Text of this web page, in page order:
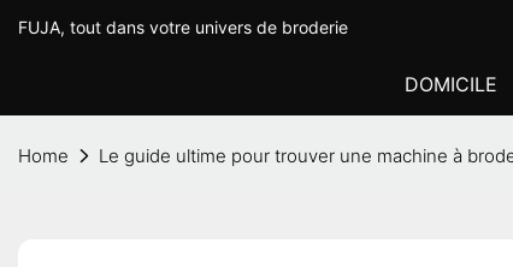
FUJA, tout dans votre univers de broderie
DOMICILE
Home Le guide ultime pour trouver une machine à